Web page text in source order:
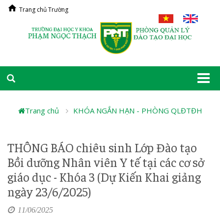
Trang chủ Trường
Trang chủ KHÓA NGẮN HẠN - PHÒNG QLĐTĐH
THÔNG BÁO chiêu sinh Lớp Đào tạo
Bồi dưỡng Nhân viên Y tế tại các cơ sở
giáo dục - Khóa 3 (Dự Kiến Khai giảng
ngày 23/6/2025)
11/06/2025